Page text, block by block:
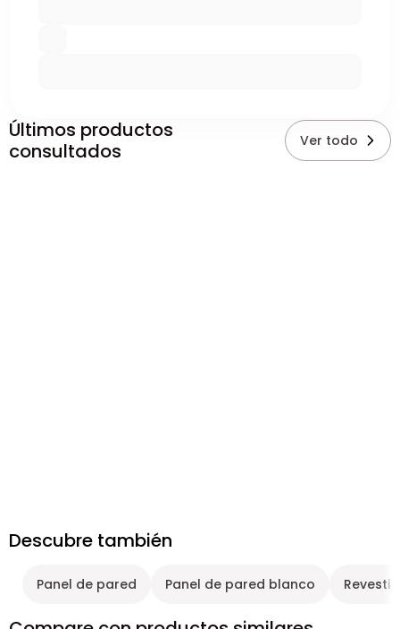
Últimos productos
consultados
Ver todo
Descubre también
Panel de pared Panel de pared blanco